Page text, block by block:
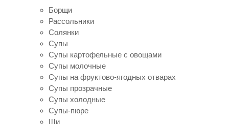
Борщи
Рассольники
Солянки
Супы
Супы картофельные с овощами
Супы молочные
Супы на фруктово-ягодных отварах
Супы прозрачные
Супы холодные
Супы-пюре
Щи